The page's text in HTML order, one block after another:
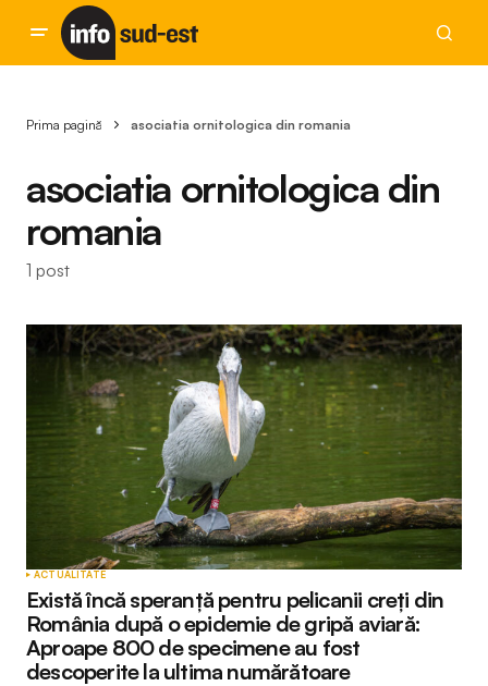
Prima pagină asociatia ornitologica din romania
asociatia ornitologica din
romania
1 post
ACTUALITATE
Există încă speranță pentru pelicanii creți din
România după o epidemie de gripă aviară:
Aproape 800 de specimene au fost
descoperite la ultima numărătoare